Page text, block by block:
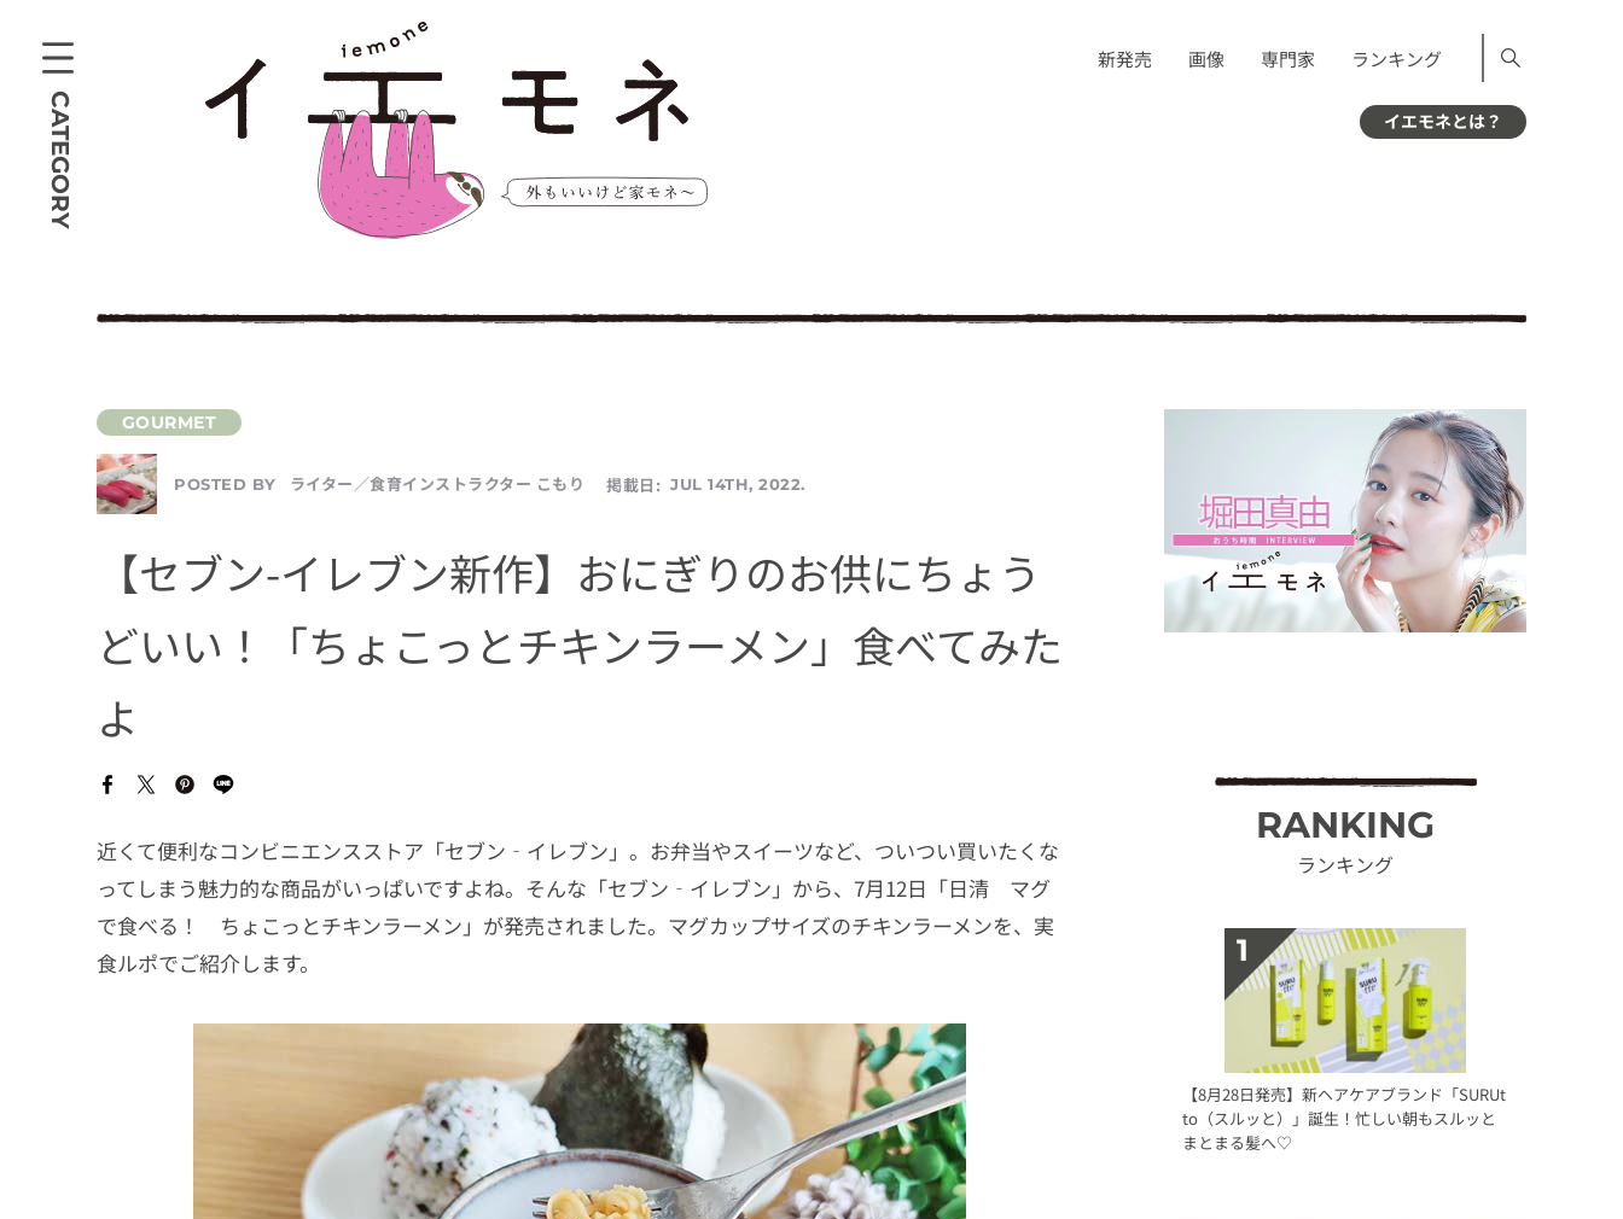
CATEGORY
新発売 画像 専門家 ランキング
イエモネとは？
POSTED BY ライター／食育インストラクター こもり 掲載日: JUL 14TH, 2022.
【セブン-イレブン新作】おにぎりのお供にちょう
どいい！「ちょこっとチキンラーメン」食べてみた
よ
近くて便利なコンビニエンスストア「セブン‐イレブン」。お弁当やスイーツなど、ついつい買いたくな
ってしまう魅力的な商品がいっぱいですよね。そんな「セブン‐イレブン」から、7月12日「日清 マグ
で食べる！ ちょこっとチキンラーメン」が発売されました。マグカップサイズのチキンラーメンを、実
食ルポでご紹介します。
RANKING
ランキング
【8月28日発売】新ヘアケアブランド「SURUt
to（スルッと）」誕生！忙しい朝もスルッと
まとまる髪へ♡